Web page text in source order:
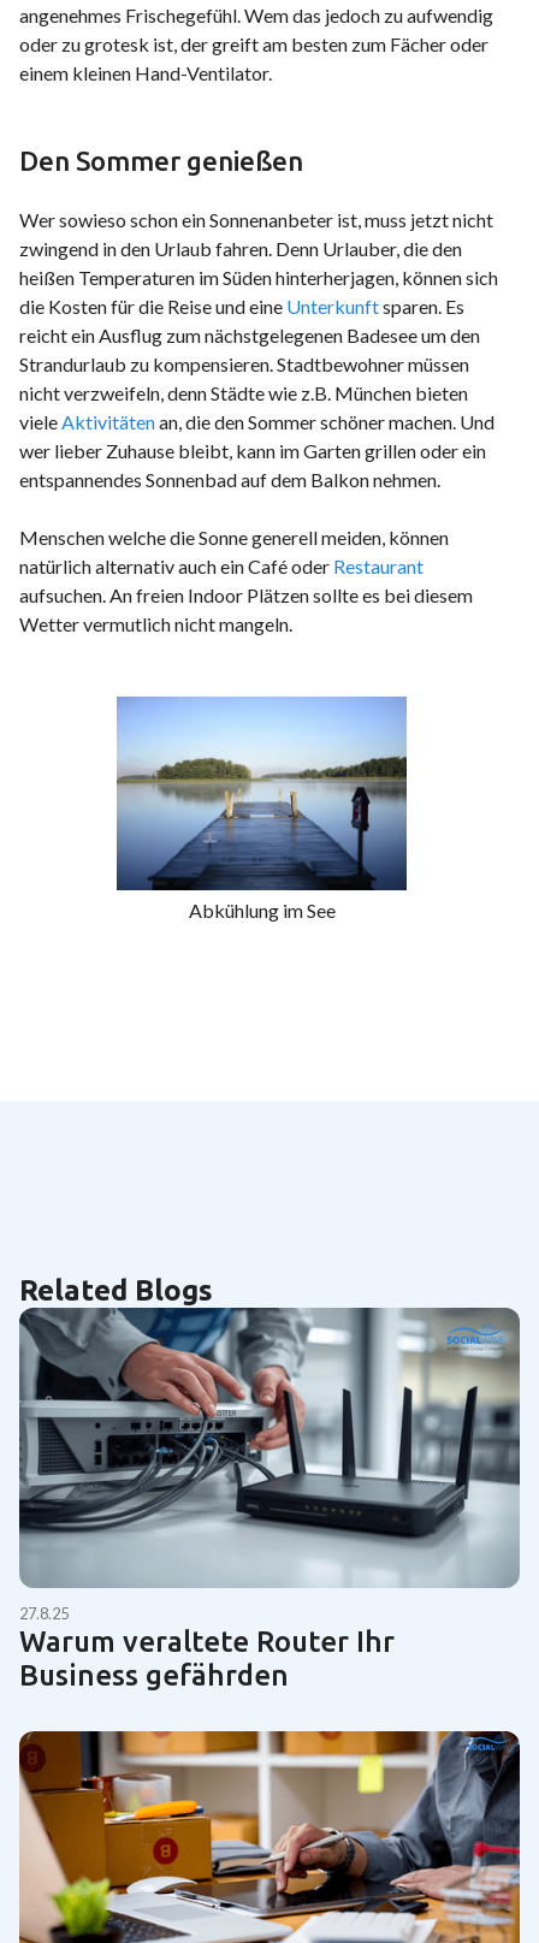
angenehmes Frischegefühl. Wem das jedoch zu aufwendig
oder zu grotesk ist, der greift am besten zum Fächer oder
einem kleinen Hand-Ventilator.
Den Sommer genießen
Wer sowieso schon ein Sonnenanbeter ist, muss jetzt nicht
zwingend in den Urlaub fahren. Denn Urlauber, die den
heißen Temperaturen im Süden hinterherjagen, können sich
die Kosten für die Reise und eine Unterkunftsparen. Es
reicht ein Ausflug zum nächstgelegenen Badesee um den
Strandurlaub zu kompensieren. Stadtbewohner müssen
nicht verzweifeln, denn Städte wie z.B. München bieten
vieleAktivitätenan, die den Sommer schöner machen. Und
wer lieber Zuhause bleibt, kann im Garten grillen oder ein
entspannendes Sonnenbad auf dem Balkon nehmen.
Menschen welche die Sonne generell meiden, können
natürlich alternativ auch ein Café oder Restaurant
aufsuchen. An freien Indoor Plätzen sollte es bei diesem
Wetter vermutlich nicht mangeln.
Abkühlung im See
Related Blogs
27.8.25
Warum veraltete Router Ihr
Business gefährden